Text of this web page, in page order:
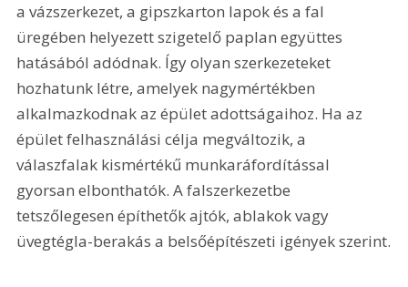
a vázszerkezet, a gipszkarton lapok és a fal
üregében helyezett szigetelő paplan együttes
hatásából adódnak. Így olyan szerkezeteket
hozhatunk létre, amelyek nagymértékben
alkalmazkodnak az épület adottságaihoz. Ha az
épület felhasználási célja megváltozik, a
válaszfalak kismértékű munkaráfordítással
gyorsan elbonthatók. A falszerkezetbe
tetszőlegesen építhetők ajtók, ablakok vagy
üvegtégla-berakás a belsőépítészeti igények szerint.